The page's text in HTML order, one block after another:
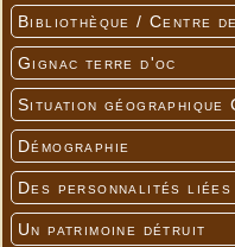
Bibliothèque / Centre
Gignac terre d'oc
Situation
Démographie
Des personnalités liées
Un patrimoine détruit